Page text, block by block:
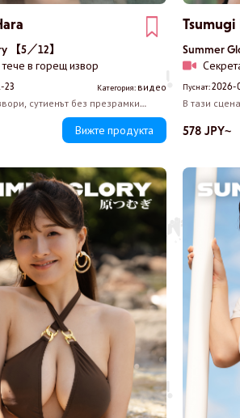
【5／12】
в горещ извор
23 Категория: видео
сутиенът без презрамки
деколтето й и погледът ви
от извивките на Тсумуги.
се лепи по кожата й, а изражението
на ерата Рейва”.
Вижте продукта
Tsumugi
Summer
Пуснат:2026-
В тази
напомнящ
която
желание.
на всеки.
578 JPY~